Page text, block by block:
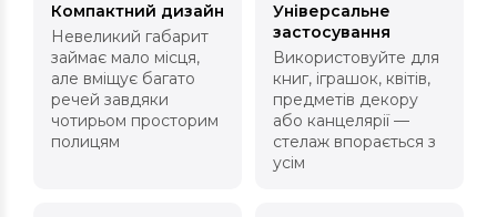
Компактний дизайн
Невеликий габарит
займає мало місця,
але вміщує багато
речей завдяки
чотирьом просторим
полицям
Універсальне
застосування
Використовуйте для
книг, іграшок, квітів,
предметів декору
або канцелярії —
стелаж впорається з
усім